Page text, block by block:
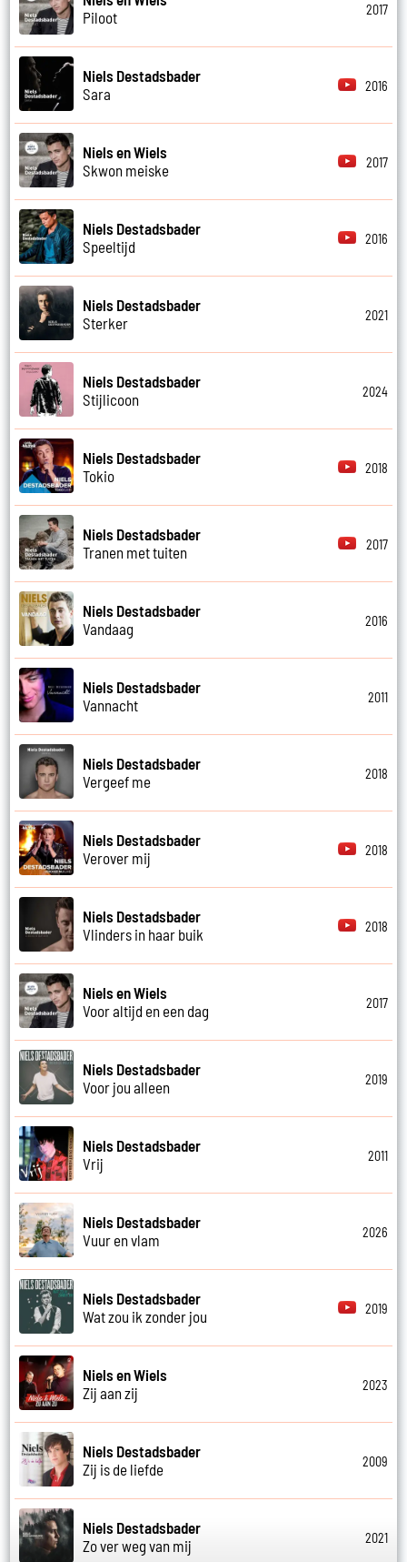
Piloot
2017
Niels Destadsbader
Sara
2016
Niels en Wiels
Skwon meiske
2017
Niels Destadsbader
Speeltijd
2016
Niels Destadsbader
Sterker
2021
Niels Destadsbader
Stijlicoon
2024
Niels Destadsbader
Tokio
2018
Niels Destadsbader
Tranen met tuiten
2017
Niels Destadsbader
Vandaag
2016
Niels Destadsbader
Vannacht
2011
Niels Destadsbader
Vergeef me
2018
Niels Destadsbader
Verover mij
2018
Niels Destadsbader
Vlinders in haar buik
2018
Niels en Wiels
Voor altijd en een dag
2017
Niels Destadsbader
Voor jou alleen
2019
Niels Destadsbader
Vrij
2011
Niels Destadsbader
Vuur en vlam
2026
Niels Destadsbader
Wat zou ik zonder jou
2019
Niels en Wiels
Zij aan zij
2023
Niels Destadsbader
Zij is de liefde
2009
Niels Destadsbader
Zo ver weg van mij
2021